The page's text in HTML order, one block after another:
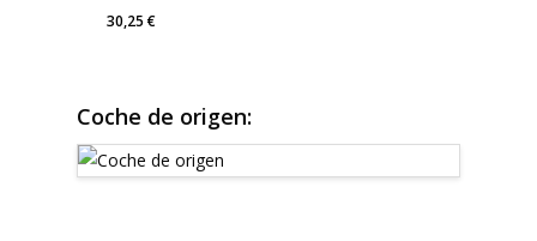
30,25€
Coche de origen: